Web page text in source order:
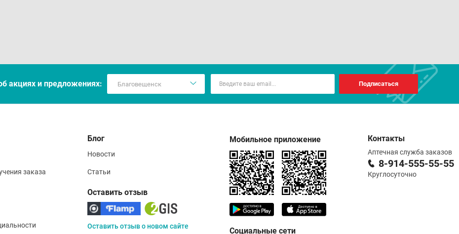
акцияx и предложениях: Подписаться
заказа
Блог
Новости
Статьи
Оставить отзыв
Оставить отзыв о новом сайте
Мобильное приложение
Социальные сети
Контакты
Аптечная служба заказов
8-914-555-55-55
Круглосуточно